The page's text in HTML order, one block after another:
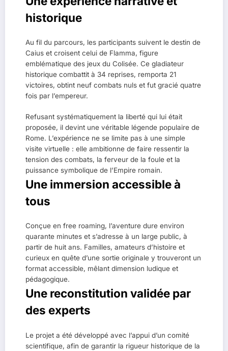
historique
Au fil du parcours, les participants suivent le destin de
Caius et croisent celui de Flamma, figure
emblématique des jeux du Colisée. Ce gladiateur
historique combattit à 34 reprises, remporta 21
victoires, obtint neuf combats nuls et fut gracié quatre
fois par l’empereur.
Refusant systématiquement la liberté qui lui était
proposée, il devint une véritable légende populaire de
Rome. L’expérience ne se limite pas à une simple
visite virtuelle : elle ambitionne de faire ressentir la
tension des combats, la ferveur de la foule et la
puissance symbolique de l’Empire romain.
Une immersion accessible à
tous
Conçue en free roaming, l’aventure dure environ
quarante minutes et s’adresse à un large public, à
partir de huit ans. Familles, amateurs d’histoire et
curieux en quête d’une sortie originale y trouveront un
format accessible, mêlant dimension ludique et
pédagogique.
Une reconstitution validée par
des experts
Le projet a été développé avec l’appui d’un comité
scientifique, afin de garantir la rigueur historique de la